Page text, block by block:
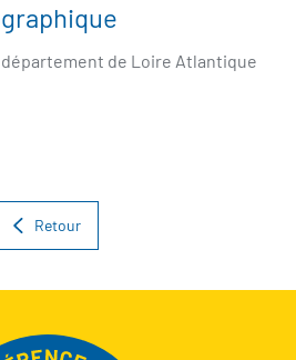
de Loire Atlantique
Retour